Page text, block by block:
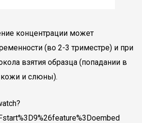
концентрации может
(во 2-3 триместре) и при
взятия образца (попадании в
кожи и слюны).